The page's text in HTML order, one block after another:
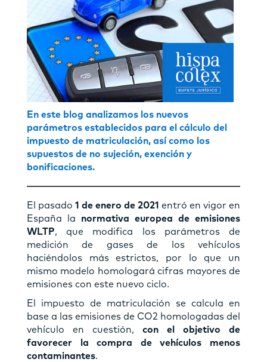
En este blog analizamos los nuevos
parámetros establecidos para el cálculo del
impuesto de matriculación, así como los
supuestos de no sujeción, exención y
bonificaciones.
El pasado 1 de enero de 2021 entró en vigor en
España la normativa europea de emisiones
WLTP, que modifica los parámetros de
medición de gases de los vehículos
haciéndolos más estrictos, por lo que un
mismo modelo homologará cifras mayores de
emisiones con este nuevo ciclo.
El impuesto de matriculación se calcula en
base a las emisiones de CO2 homologadas del
vehículo en cuestión, con el objetivo de
favorecer la compra de vehículos menos
contaminantes.